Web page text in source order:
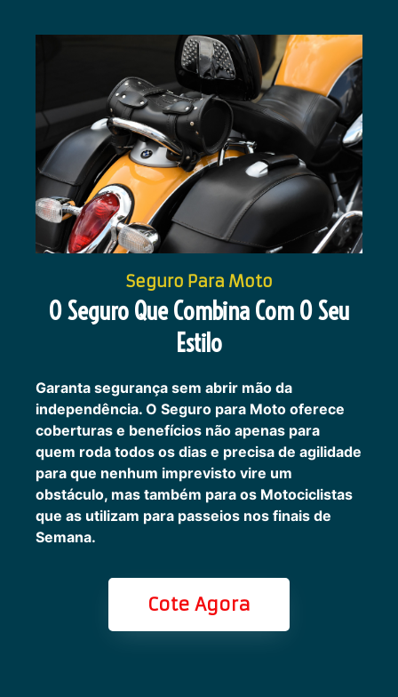
Seguro Para Moto
O Seguro Que Combina Com O Seu
Estilo
Garanta segurança sem abrir mão da
independência. O Seguro para Moto oferece
coberturas e benefícios não apenas para
quem roda todos os dias e precisa de agilidade
para que nenhum imprevisto vire um
obstáculo, mas também para os Motociclistas
que as utilizam para passeios nos finais de
Semana.
Cote Agora